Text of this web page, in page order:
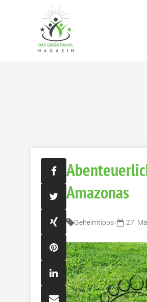
Amazonas
Geheimtipps• 27.